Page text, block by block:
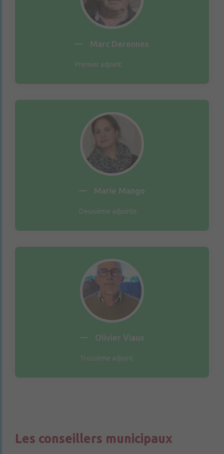
Marc Derennes
Premier adjoint
Marie Mango
Deuxième adjointe
Olivier Viaux
Troisième adjoint
Les conseillers municipaux